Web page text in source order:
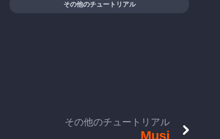
その他のチュートリアル
その他のチュートリアル
Musi